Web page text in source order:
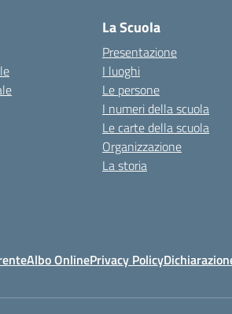
La Scuola
Presentazione
I luoghi
Le persone
I numeri della scuola
Le carte della scuola
Organizzazione
La storia
Albo OnlinePrivacy Policy